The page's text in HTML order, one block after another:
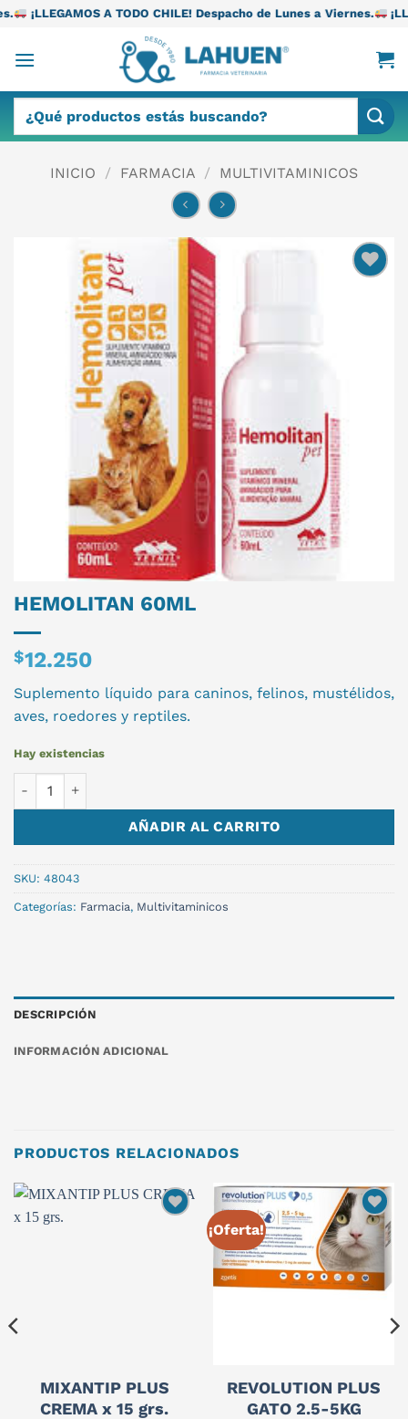
Saltar
contenido
A TODO CHILE! Despacho de Lunes a Viernes. ¡LLEGAMOS A
por:
INICIO / FARMACIA / MULTIVITAMINICOS
HEMOLITAN 60ML
$12.250
Suplemento líquido para caninos, felinos, mustélidos,
aves, roedores y reptiles.
Hay existencias
AÑADIR AL CARRITO
SKU: 48043
Categorías: Farmacia, Multivitaminicos
DESCRIPCIÓN
INFORMACIÓN ADICIONAL
PRODUCTOS RELACIONADOS
MIXANTIP PLUS
CREMA x 15 grs.
¡Oferta!
REVOLUTION PLUS
GATO 2.5-5KG